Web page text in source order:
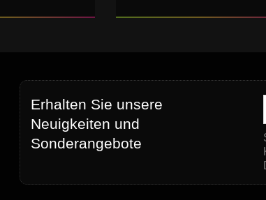
Erhalten Sie unsere
Neuigkeiten und
Sonderangebote